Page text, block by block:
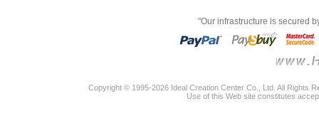
"Our infrastructure is secured
Copyright © 1995-2026 Ideal Creation Center Co., Ltd. All Rights
Use of this Web site constitutes